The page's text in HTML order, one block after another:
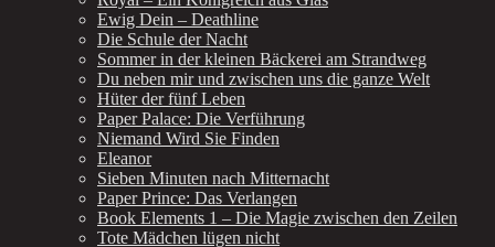
Ewig Dein – Deathline
Die Schule der Nacht
Sommer in der kleinen Bäckerei am Strandweg
Du neben mir und zwischen uns die ganze Welt
Hüter der fünf Leben
Paper Palace: Die Verführung
Niemand Wird Sie Finden
Eleanor
Sieben Minuten nach Mitternacht
Paper Prince: Das Verlangen
Book Elements 1 – Die Magie zwischen den Zeilen
Tote Mädchen lügen nicht